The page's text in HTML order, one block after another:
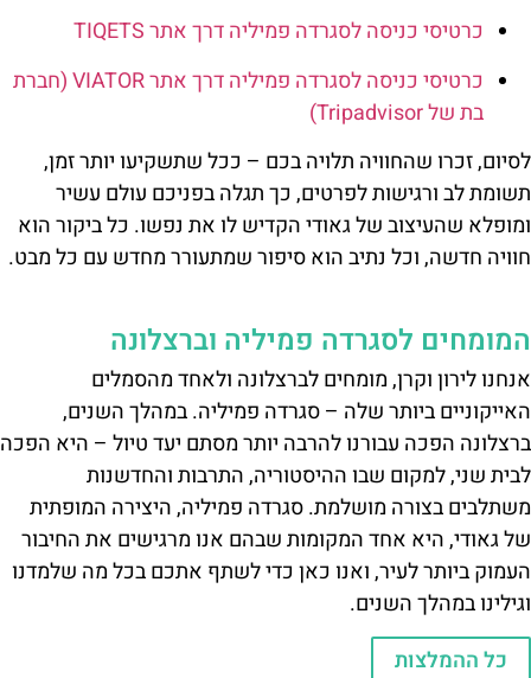
כרטיסי כניסה לסגרדה פמיליה דרך אתר TIQETS
כרטיסי כניסה לסגרדה פמיליה דרך אתר VIATOR (חברת
בת של Tripadvisor)
לסיום, זכרו שהחוויה תלויה בכם – ככל שתשקיעו יותר זמן,
תשומת לב ורגישות לפרטים, כך תגלה בפניכם עולם עשיר
ומופלא שהעיצוב של גאודי הקדיש לו את נפשו. כל ביקור הוא
חוויה חדשה, וכל נתיב הוא סיפור שמתעורר מחדש עם כל מבט.
המומחים לסגרדה פמיליה וברצלונה
אנחנו לירון וקרן, מומחים לברצלונה ולאחד מהסמלים
האייקוניים ביותר שלה – סגרדה פמיליה. במהלך השנים,
ברצלונה הפכה עבורנו להרבה יותר מסתם יעד טיול – היא הפכה
לבית שני, למקום שבו ההיסטוריה, התרבות והחדשנות
משתלבים בצורה מושלמת. סגרדה פמיליה, היצירה המופתית
של גאודי, היא אחד המקומות שבהם אנו מרגישים את החיבור
העמוק ביותר לעיר, ואנו כאן כדי לשתף אתכם בכל מה שלמדנו
וגילינו במהלך השנים.
כל ההמלצות